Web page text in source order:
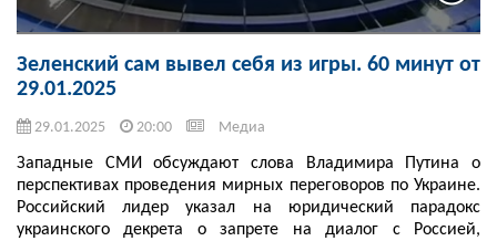
Зеленский сам вывел себя из игры. 60 минут от
29.01.2025
29.01.2025 20:00 Медиа
Западные СМИ обсуждают слова Владимира Путина о
перспективах проведения мирных переговоров по Украине.
Российский лидер указал на юридический парадокс
украинского декрета о запрете на диалог с Россией,